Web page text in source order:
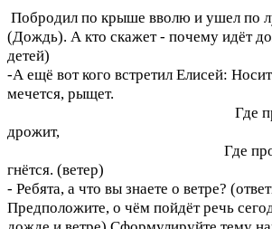
Побродил по крыше вволю и ушел по
(Дождь). А кто скажет - почему идёт
детей)
-А ещё вот кого встретил Елисей:
мечется, рыщет.
Где пробежит –
дрожит,
Где пронесётся
гнётся. (ветер)
- Ребята, а что вы знаете о ветре?
Предположите, о чём пойдёт речь